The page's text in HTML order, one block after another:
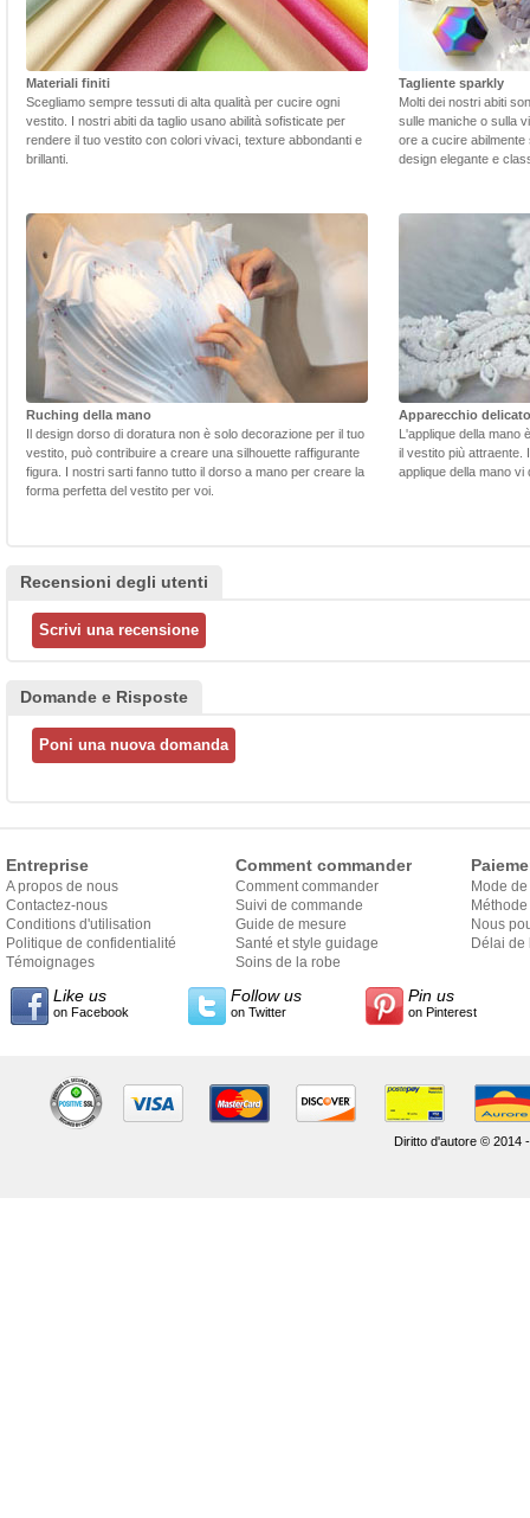
Materiali finiti
Scegliamo sempre tessuti di alta qualità per cucire ogni
vestito. I nostri abiti da taglio usano abilità sofisticate per
rendere il tuo vestito con colori vivaci, texture abbondanti e
brillanti.
Tagliente sparkly
Molti dei nostri abiti
sulle maniche o sulla
ore a cucire
design elegante e
Ruching della mano
Il design dorso di doratura non è solo decorazione per il tuo
vestito, può contribuire a creare una silhouette raffigurante
figura. I nostri sarti fanno tutto il dorso a mano per creare la
forma perfetta del vestito per voi.
Apparecchio delicato
L'applique della mano
il vestito più attraente.
applique della mano
Recensioni degli utenti
Domande e Risposte
Entreprise
A propos de nous
Contactez-nous
Conditions d'utilisation
Politique de confidentialité
Témoignages
Comment commander
Comment commander
Suivi de commande
Guide de mesure
Santé et style guidage
Soins de la robe
Mode
Nous
Délai de
Like us
on Facebook
Follow us
on Twitter
Pin us
on Pinterest
Diritto d'autore © 2014